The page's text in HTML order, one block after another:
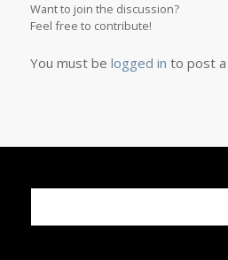
Want to join the discussion?
Feel free to contribute!
You must be logged in to post a